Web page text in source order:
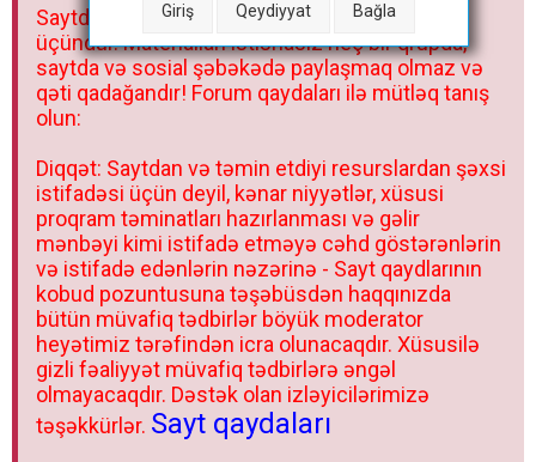
Giriş Qeydiyyat Bağla
Saytdakı materiallar yalnız fərdi istifadəniz
üçündür. Materialları istisnasız heç bir qrupda,
saytda və sosial şəbəkədə paylaşmaq olmaz və
qəti qadağandır! Forum qaydaları ilə mütləq tanış
olun:
Diqqət: Saytdan və təmin etdiyi resurslardan şəxsi
istifadəsi üçün deyil, kənar niyyətlər, xüsusi
proqram təminatları hazırlanması və gəlir
mənbəyi kimi istifadə etməyə cəhd göstərənlərin
və istifadə edənlərin nəzərinə - Sayt qaydlarının
kobud pozuntusuna təşəbüsdən haqqınızda
bütün müvafiq tədbirlər böyük moderator
heyətimiz tərəfindən icra olunacaqdır. Xüsusilə
gizli fəaliyyət müvafiq tədbirlərə əngəl
olmayacaqdır. Dəstək olan izləyicilərimizə
təşəkkürlər. Sayt qaydaları